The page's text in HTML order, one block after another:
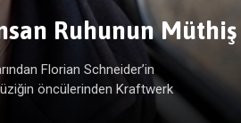
Ruhunun
Florian Schneider’in
öncülerinden Kraftwerk